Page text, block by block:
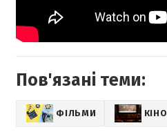
Пов'язані теми:
ФІЛЬМИ КІНО